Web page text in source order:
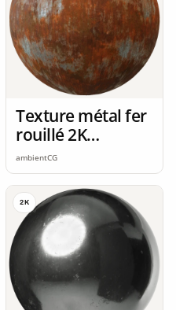
Texture métal fer
rouillé 2K
seamless
ambientCG
2K